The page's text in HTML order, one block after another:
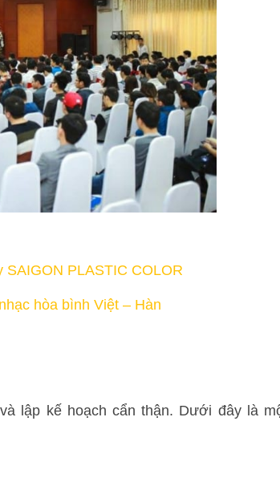
PLASTIC COLOR
hòa bình Việt – Hàn
lập kế hoạch cẩn thận. Dưới đây là